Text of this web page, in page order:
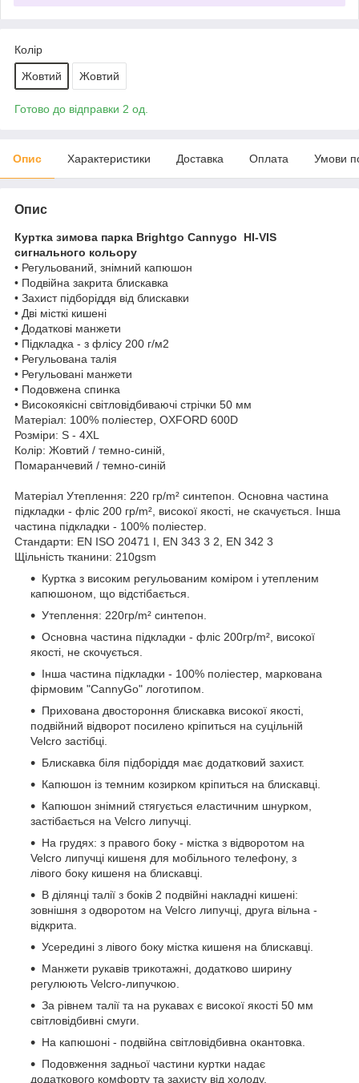
Колір
Жовтий Жовтий
Готово до відправки 2 од.
Опис Характеристики Доставка Оплата Умови
Опис
Куртка зимова парка Brightgo Cannygo HI-VIS
сигнального кольору
• Регульований, знімний капюшон
• Подвійна закрита блискавка
• Захист підборіддя від блискавки
• Дві місткі кишені
• Додаткові манжети
• Підкладка - з флісу 200 г/м2
• Регульована талія
• Регульовані манжети
• Подовжена спинка
• Високоякісні світловідбиваючі стрічки 50 мм
Матеріал: 100% поліестер, OXFORD 600D
Розміри: S - 4XL
Колір: Жовтий / темно-синій,
Помаранчевий / темно-синій
Матеріал Утеплення: 220 гр/m² синтепон. Основна частина
підкладки - фліс 200 гр/m², високої якості, не скачується. Інша
частина підкладки - 100% поліестер.
Стандарти: EN ISO 20471 I, EN 343 3 2, EN 342 3
Щільність тканини: 210gsm
Куртка з високим регульованим коміром і утепленим
капюшоном, що відстібається.
Утеплення: 220гр/m² синтепон.
Основна частина підкладки - фліс 200гр/m², високої
якості, не скочується.
Інша частина підкладки - 100% поліестер, маркована
фірмовим "CannyGo" логотипом.
Прихована двостороння блискавка високої якості,
подвійний відворот посилено кріпиться на суцільній
Velcro застібці.
Блискавка біля підборіддя має додатковий захист.
Капюшон із темним козирком кріпиться на блискавці.
Капюшон знімний стягується еластичним шнурком,
застібається на Velcro липучці.
На грудях: з правого боку - містка з відворотом на
Velcro липучці кишеня для мобільного телефону, з
лівого боку кишеня на блискавці.
В ділянці талії з боків 2 подвійні накладні кишені:
зовнішня з одворотом на Velcro липучці, друга вільна -
відкрита.
Усередині з лівого боку містка кишеня на блискавці.
Манжети рукавів трикотажні, додатково ширину
регулюють Velcro-липучкою.
За рівнем талії та на рукавах є високої якості 50 мм
світловідбивні смуги.
На капюшоні - подвійна світловідбивна окантовка.
Подовження задньої частини куртки надає
додаткового комфорту та захисту від холоду.